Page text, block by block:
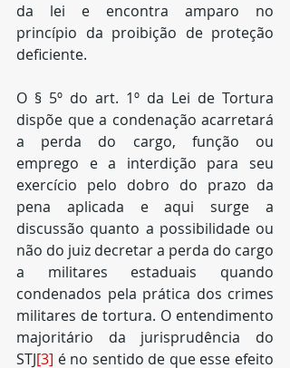
da lei e encontra amparo no
princípio da proibição de proteção
deficiente.
O § 5º do art. 1º da Lei de Tortura
dispõe que a condenação acarretará
a perda do cargo, função ou
emprego e a interdição para seu
exercício pelo dobro do prazo da
pena aplicada e aqui surge a
discussão quanto a possibilidade ou
não do juiz decretar a perda do cargo
a militares estaduais quando
condenados pela prática dos crimes
militares de tortura. O entendimento
majoritário da jurisprudência do
STJ[3] é no sentido de que esse efeito